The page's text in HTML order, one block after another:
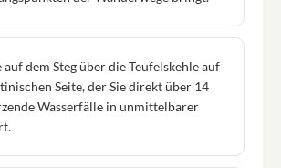
auf dem Steg über die Teufelskehle auf
Seite, der Sie direkt über 14
Wasserfälle in unmittelbarer